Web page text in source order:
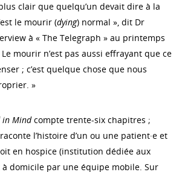
clair que quelqu’un devait dire à la
le mourir (dying) normal », dit Dr
à « The Telegraph » au printemps
Le mourir n’est pas aussi effrayant que ce
; c’est quelque chose que nous
»
in Mindcompte trente-six chapitres ;
l’histoire d’un ou une patient·e et
en hospice (institution dédiée aux
domicile par une équipe mobile. Sur